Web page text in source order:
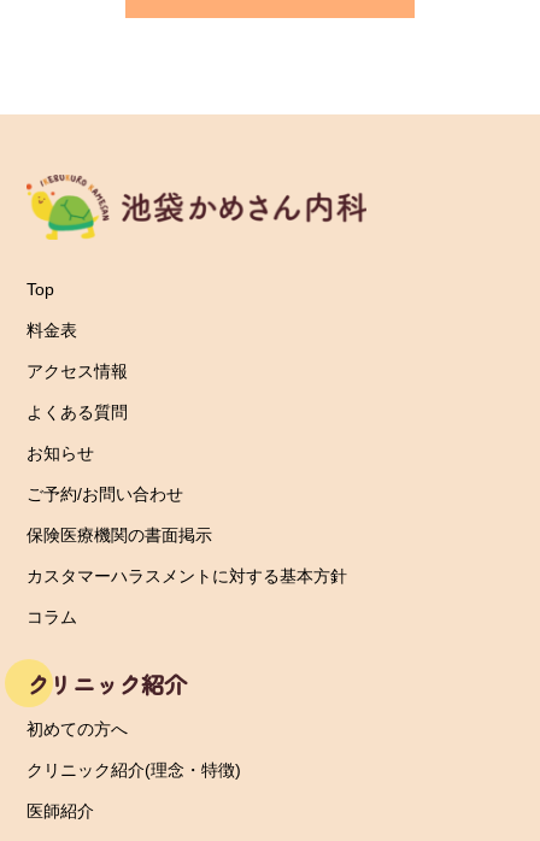
Top
料金表
アクセス情報
よくある質問
お知らせ
ご予約/お問い合わせ
保険医療機関の書面掲示
カスタマーハラスメントに対する基本方針
コラム
クリニック紹介
初めての方へ
クリニック紹介(理念・特徴)
医師紹介